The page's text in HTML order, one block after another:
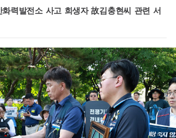
력발전소 사고 희생자 故김충현씨 관련 서